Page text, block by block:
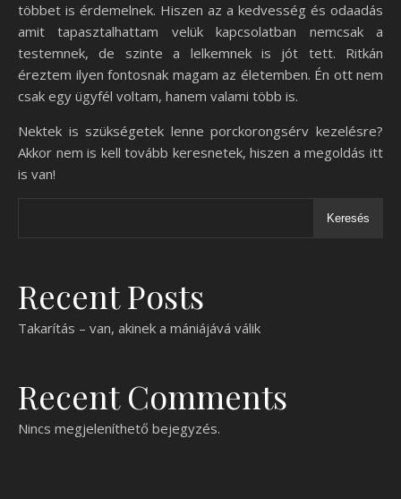
többet is érdemelnek. Hiszen az a kedvesség és odaadás
amit tapasztalhattam velük kapcsolatban nemcsak a
testemnek, de szinte a lelkemnek is jót tett. Ritkán
éreztem ilyen fontosnak magam az életemben. Én ott nem
csak egy ügyfél voltam, hanem valami több is.
Nektek is szükségetek lenne porckorongsérv kezelésre?
Akkor nem is kell tovább keresnetek, hiszen a megoldás itt
is van!
Keresés
Recent Posts
Takarítás – van, akinek a mániájává válik
Recent Comments
Nincs megjeleníthető bejegyzés.